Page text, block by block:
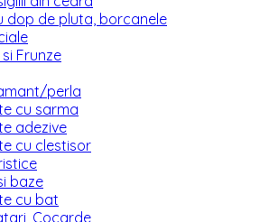
dop de pluta, borcanele
Frunze
perla
cu sarma
adezive
cu clestisor
baze
cu bat
Cocarde